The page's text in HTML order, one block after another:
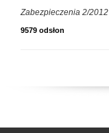
Zabezpieczenia 2/2012
9579 odsłon